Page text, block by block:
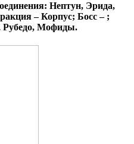
Нептун, Эрида,
– Корпус; Босс – ;
Рубедо, Мофиды.